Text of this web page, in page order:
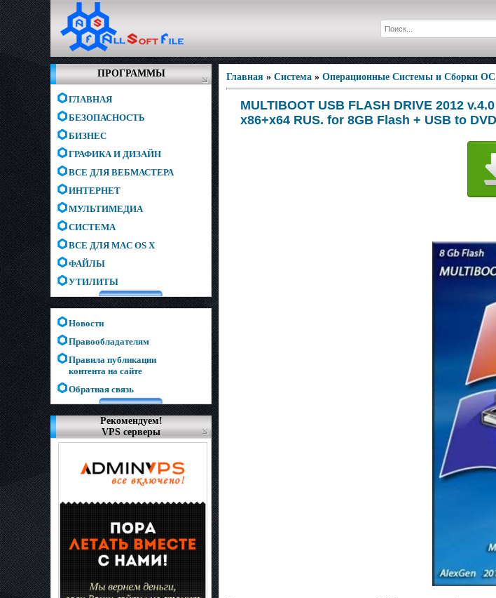
ПРОГРАММЫ
ГЛАВНАЯ
БЕЗОПАСНОСТЬ
БИЗНЕС
ГРАФИКА И ДИЗАЙН
ВСЕ ДЛЯ ВЕБМАСТЕРА
ИНТЕРНЕТ
МУЛЬТИМЕДИА
СИСТЕМА
ВСЕ ДЛЯ MAC OS X
ФАЙЛЫ
УТИЛИТЫ
Новости
Правообладателям
Правила публикации
контента на сайте
Обратная связь
Рекомендуем!
VPS серверы
Главная » Система » Операционные Системы и Сборки ОС
MULTIBOOT USB FLASH DRIVE 2012
x86+x64 RUS. for 8GB Flash + USB to